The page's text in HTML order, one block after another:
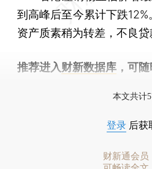
到高峰后至今累计下跌
资产质素稍为转差，不良贷
推荐进入财新数据库 ，可
本文共计
登录 后获
财新通会员